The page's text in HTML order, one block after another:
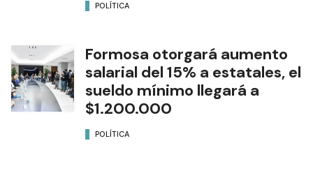
POLÍTICA
Formosa otorgará aumento
salarial del 15% a estatales, el
sueldo mínimo llegará a
$1.200.000
POLÍTICA